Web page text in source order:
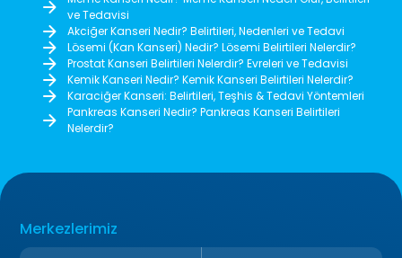
ve Tedavisi
Akciğer Kanseri Nedir? Belirtileri, Nedenleri ve Tedavi
Lösemi (Kan Kanseri) Nedir? Lösemi Belirtileri Nelerdir?
Prostat Kanseri Belirtileri Nelerdir? Evreleri ve Tedavisi
Kemik Kanseri Nedir? Kemik Kanseri Belirtileri Nelerdir?
Karaciğer Kanseri: Belirtileri, Teşhis & Tedavi Yöntemleri
Pankreas Kanseri Nedir? Pankreas Kanseri Belirtileri
Nelerdir?
Merkezlerimiz